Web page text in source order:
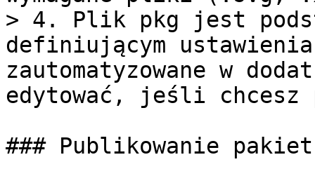
> 4. Plik pkg jest
definiującym
zautomatyzowane w
edytować, jeśli chcesz
### Publikowanie